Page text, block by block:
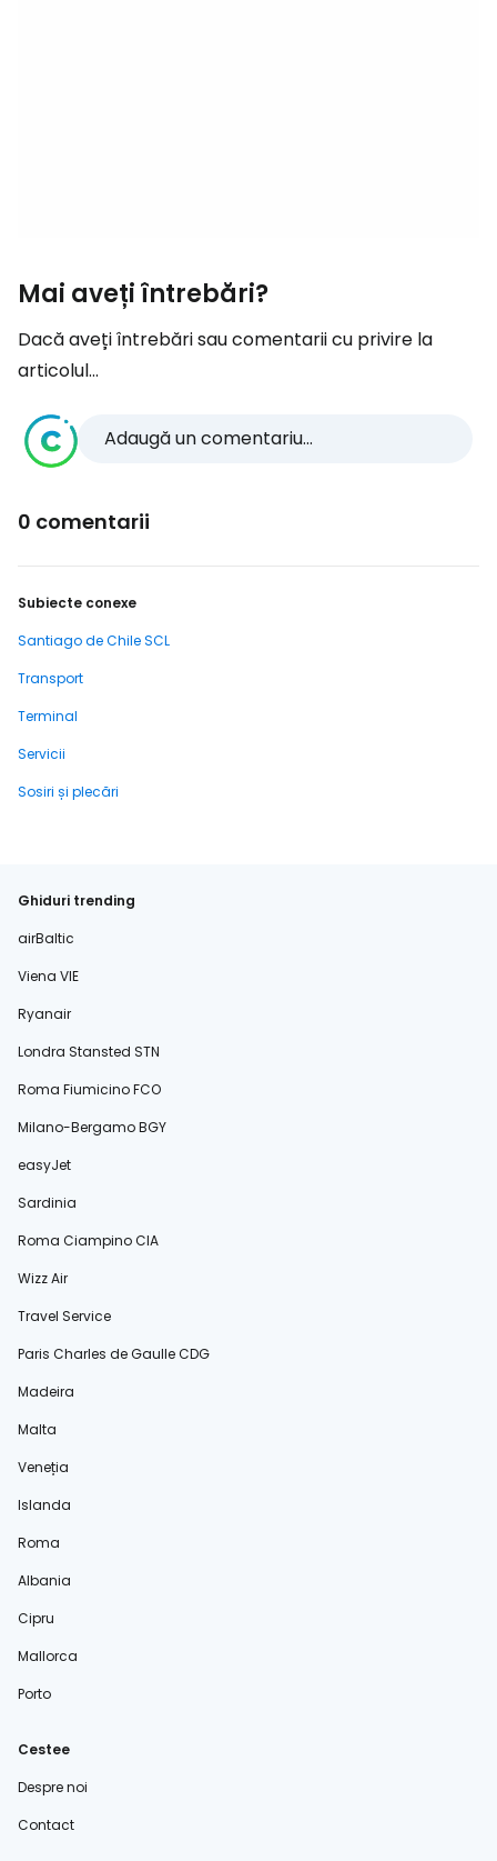
Mai aveți întrebări?
Dacă aveți întrebări sau comentarii cu privire la
articolul...
Adaugă un comentariu...
0 comentarii
Subiecte conexe
Santiago de Chile SCL
Transport
Terminal
Servicii
Sosiri și plecări
Ghiduri trending
airBaltic
Viena VIE
Ryanair
Londra Stansted STN
Roma Fiumicino FCO
Milano-Bergamo BGY
easyJet
Sardinia
Roma Ciampino CIA
Wizz Air
Travel Service
Paris Charles de Gaulle CDG
Madeira
Malta
Veneția
Islanda
Roma
Albania
Cipru
Mallorca
Porto
Cestee
Despre noi
Contact